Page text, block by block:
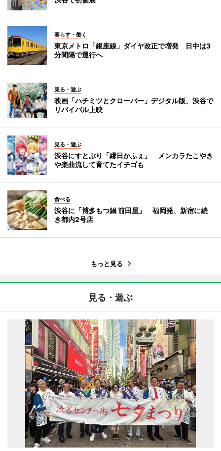
暮らす・働く
東京メトロ「銀座線」ダイヤ改正で増発 日中は3
分間隔で運行へ
見る・遊ぶ
映画「ハチミツとクローバー」デジタル版、渋谷で
リバイバル上映
見る・遊ぶ
渋谷にすとぷり「縁日かふぇ」 メンカラたこやき
や楽曲流して育てたイチゴも
食べる
渋谷に「博多もつ鍋 前田屋」 福岡発、新宿に続
き都内2号店
もっと見る
見る・遊ぶ